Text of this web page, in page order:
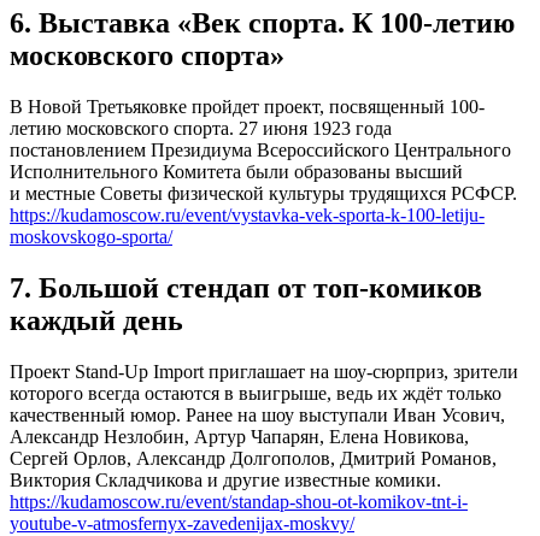
6. Выставка «Век спорта. К 100-летию
московского спорта»
В Новой Третьяковке пройдет проект, посвященный 100-
летию московского спорта. 27 июня 1923 года
постановлением Президиума Всероссийского Центрального
Исполнительного Комитета были образованы высший
и местные Советы физической культуры трудящихся РСФСР.
https://kudamoscow.ru/event/vystavka-vek-sporta-k-100-letiju-
moskovskogo-sporta/
7. Большой стендап от топ-комиков
каждый день
Проект Stand-Up Import приглашает на шоу-сюрприз, зрители
которого всегда остаются в выигрыше, ведь их ждёт только
качественный юмор. Ранее на шоу выступали Иван Усович,
Александр Незлобин, Артур Чапарян, Елена Новикова,
Сергей Орлов, Александр Долгополов, Дмитрий Романов,
Виктория Складчикова и другие известные комики.
https://kudamoscow.ru/event/standap-shou-ot-komikov-tnt-i-
youtube-v-atmosfernyx-zavedenijax-moskvy/